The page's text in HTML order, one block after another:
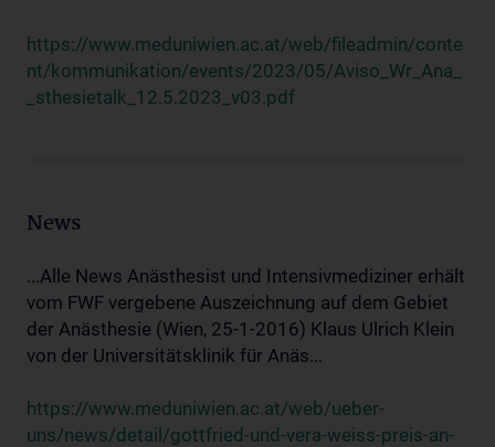
https://www.meduniwien.ac.at/web/fileadmin/conte
nt/kommunikation/events/2023/05/Aviso_Wr_Ana_
_sthesietalk_12.5.2023_v03.pdf
News
...Alle News Anästhesist und Intensivmediziner erhält
vom FWF vergebene Auszeichnung auf dem Gebiet
der Anästhesie (Wien, 25-1-2016) Klaus Ulrich Klein
von der Universitätsklinik für Anäs...
https://www.meduniwien.ac.at/web/ueber-
uns/news/detail/gottfried-und-vera-weiss-preis-an-